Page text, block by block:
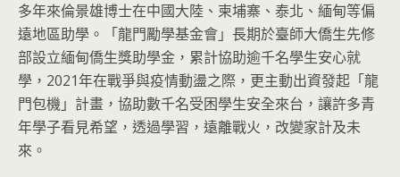
多年來倫景雄博士在中國大陸、柬埔寨、泰北、緬甸等偏
遠地區助學。「龍門勵學基金會」長期於臺師大僑生先修
部設立緬甸僑生獎助學金，累計協助逾千名學生安心就
學，2021年在戰爭與疫情動盪之際，更主動出資發起「龍
門包機」計畫，協助數千名受困學生安全來台，讓許多青
年學子看見希望，透過學習，遠離戰火，改變家計及未
來。